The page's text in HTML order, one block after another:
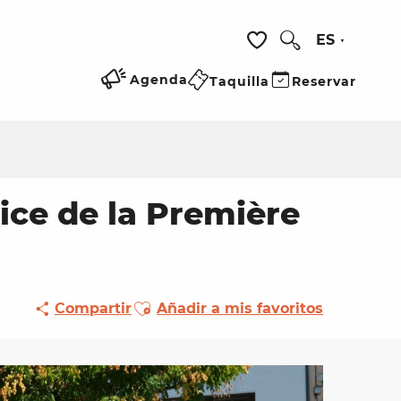
Voir les favoris
ES
Agenda Taquilla Reservar
de la Première
CompartirAjouter aux favoris
Añadir a mis favoritos